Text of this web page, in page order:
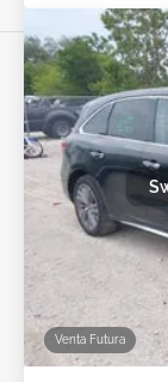
Venta Futura